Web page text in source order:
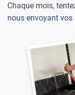
Chaque mois,
nous envoyant vos